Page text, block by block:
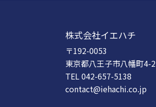
株式会社イエハチ
〒192-0053
東京都八王子市八幡町4-2
TEL 042-657-5138
contact@iehachi.co.jp